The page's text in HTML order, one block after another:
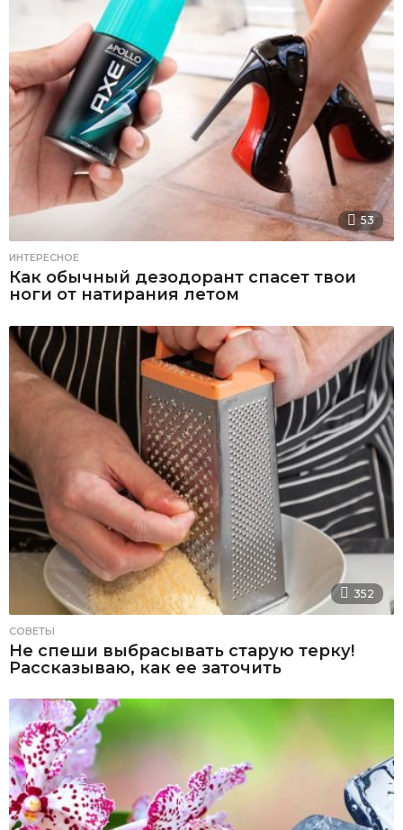
53
ИНТЕРЕСНОЕ
Как обычный дезодорант спасет твои
ноги от натирания летом
352
СОВЕТЫ
Не спеши выбрасывать старую терку!
Рассказываю, как ее заточить